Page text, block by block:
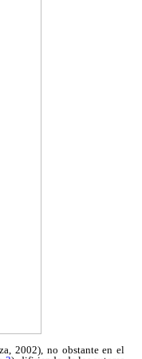
2002), no obstante en el